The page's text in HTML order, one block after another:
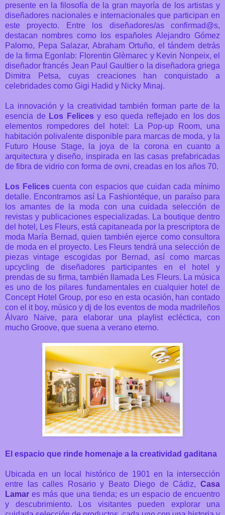
presente en la filosofía de la gran mayoría de los artistas y
diseñadores nacionales e internacionales que participan en
este proyecto. Entre los diseñadores/as confirmad@s,
destacan nombres como los españoles Alejandro Gómez
Palomo, Pepa Salazar, Abraham Ortuño, el tándem detrás
de la firma Egonlab: Florentin Glèmarec y Kevin Nonpeix, el
diseñador francés Jean Paul Gaultier o la diseñadora griega
Dimitra Petsa, cuyas creaciones han conquistado a
celebridades como Gigi Hadid y Nicky Minaj.
La innovación y la creatividad también forman parte de la
esencia de Los Felicesy eso queda reflejado en los dos
elementos rompedores del hotel: La Pop-up Room, una
habitación polivalente disponible para marcas de moda, y la
Futuro House Stage, la joya de la corona en cuanto a
arquitectura y diseño, inspirada en las casas prefabricadas
de fibra de vidrio con forma de ovni, creadas en los años 70.
Los Felicescuenta con espacios que cuidan cada mínimo
detalle. Encontramos así La Fashiontéque, un paraíso para
los amantes de la moda con una cuidada selección de
revistas y publicaciones especializadas. La boutique dentro
del hotel, Les Fleurs, está capitaneada por la prescriptora de
moda María Bernad, quien también ejerce como consultora
de moda en el proyecto. Les Fleurs tendrá una selección de
piezas vintage escogidas por Bernad, así como marcas
upcycling de diseñadores participantes en el hotel y
prendas de su firma, también llamada Les Fleurs. La música
es uno de los pilares fundamentales en cualquier hotel de
Concept Hotel Group, por eso en esta ocasión, han contado
con el it boy, músico y dj de los eventos de moda madrileños
Álvaro Naive, para elaborar una playlist ecléctica, con
mucho Groove, que suena a verano eterno.
El espacio que rinde homenaje a la creatividad gaditana
Ubicada en un local histórico de 1901 en la intersección
entre las calles Rosario y Beato Diego de Cádiz, Casa
Lamar es más que una tienda; es un espacio de encuentro
y descubrimiento. Los visitantes pueden explorar una